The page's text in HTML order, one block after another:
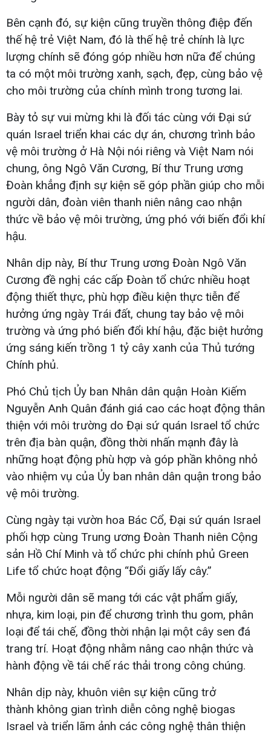
Bên cạnh đó, sự kiện cũng truyền thông điệp đến
thế hệ trẻ Việt Nam, đó là thế hệ trẻ chính là lực
lượng chính sẽ đóng góp nhiều hơn nữa để chúng
ta có một môi trường xanh, sạch, đẹp, cùng bảo vệ
cho môi trường của chính mình trong tương lai.
Bày tỏ sự vui mừng khi là đối tác cùng với Đại sứ
quán Israel triển khai các dự án, chương trình bảo
vệ môi trường ở Hà Nội nói riêng và Việt Nam nói
chung, ông Ngô Văn Cương, Bí thư Trung ương
Đoàn khẳng định sự kiện sẽ góp phần giúp cho mỗi
người dân, đoàn viên thanh niên nâng cao nhận
thức về bảo vệ môi trường, ứng phó với biến đổi khí
hậu.
Nhân dịp này, Bí thư Trung ương Đoàn Ngô Văn
Cương đề nghị các cấp Đoàn tổ chức nhiều hoạt
động thiết thực, phù hợp điều kiện thực tiễn để
hưởng ứng ngày Trái đất, chung tay bảo vệ môi
trường và ứng phó biến đổi khí hậu, đặc biệt hưởng
ứng sáng kiến trồng 1 tỷ cây xanh của Thủ tướng
Chính phủ.
Phó Chủ tịch Ủy ban Nhân dân quận Hoàn Kiếm
Nguyễn Anh Quân đánh giá cao các hoạt động thân
thiện với môi trường do Đại sứ quán Israel tổ chức
trên địa bàn quận, đồng thời nhấn mạnh đây là
những hoạt động phù hợp và góp phần không nhỏ
vào nhiệm vụ của Ủy ban nhân dân quận trong bảo
vệ môi trường.
Cùng ngày tại vườn hoa Bác Cổ, Đại sứ quán Israel
phối hợp cùng Trung ương Đoàn Thanh niên Cộng
sản Hồ Chí Minh và tổ chức phi chính phủ Green
Life tổ chức hoạt động “Đổi giấy lấy cây.”
Mỗi người dân sẽ mang tới các vật phẩm giấy,
nhựa, kim loại, pin để chương trình thu gom, phân
loại để tái chế, đồng thời nhận lại một cây sen đá
trang trí. Hoạt động nhằm nâng cao nhận thức và
hành động về tái chế rác thải trong công chúng.
Nhân dịp này, khuôn viên sự kiện cũng trở
thành không gian trình diễn công nghệ biogas
Israel và triển lãm ảnh các công nghệ thân thiện